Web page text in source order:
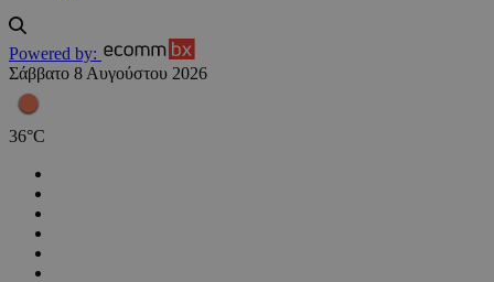
Powered by:
Σάββατο 8 Αυγούστου 2026
36°C